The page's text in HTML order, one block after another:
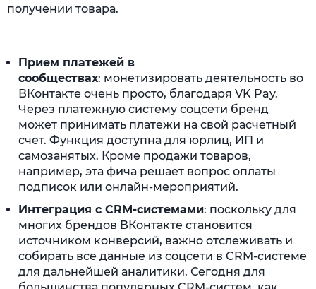
получении товара.
Прием платежей в
сообществах: монетизировать деятельность во
ВКонтакте очень просто, благодаря VK Pay.
Через платежную систему соцсети бренд
может принимать платежи на свой расчетный
счет. Функция доступна для юрлиц, ИП и
самозанятых. Кроме продажи товаров,
например, эта фича решает вопрос оплаты
подписок или онлайн-мероприятий.
Интеграция с CRM-системами: поскольку для
многих брендов ВКонтакте становится
источником конверсий, важно отслеживать и
собирать все данные из соцсети в CRM-системе
для дальнейшей аналитики. Сегодня для